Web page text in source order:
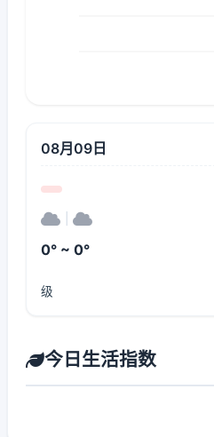
08月09日
0° ~ 0°
级
今日生活指数